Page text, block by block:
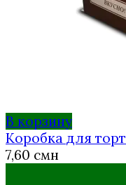
В корзину
Коробка для
7,60 смн